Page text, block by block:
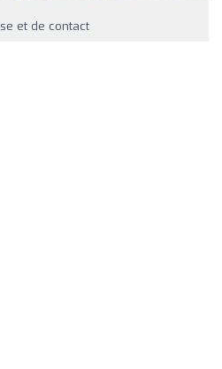
et de contact